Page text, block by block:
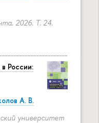
2026. Т. 24.
России:
А. В.
университет